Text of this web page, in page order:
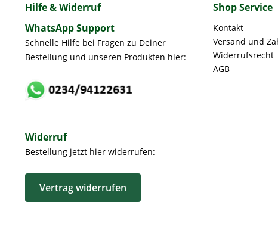
Hilfe & Widerruf
WhatsApp Support
Schnelle Hilfe bei Fragen zu Deiner
Bestellung und unseren Produkten hier:
Widerruf
Bestellung jetzt hier widerrufen:
Vertrag widerrufen
Shop Service
Kontakt
Versand und
Widerrufsrecht
AGB